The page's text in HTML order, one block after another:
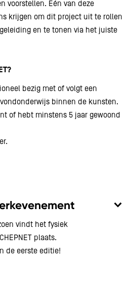
voorstellen. Eén van deze
krijgen om dit project uit te rollen
en te tonen via het juiste
bezig met of volgt een
binnen de kunsten.
of hebt minstens 5 jaar gewoond
vindt het fysiek
plaats.
de eerste editie!